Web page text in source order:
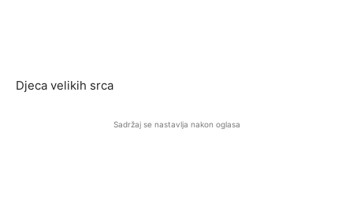
Djeca velikih srca
Sadržaj se nastavlja nakon oglasa